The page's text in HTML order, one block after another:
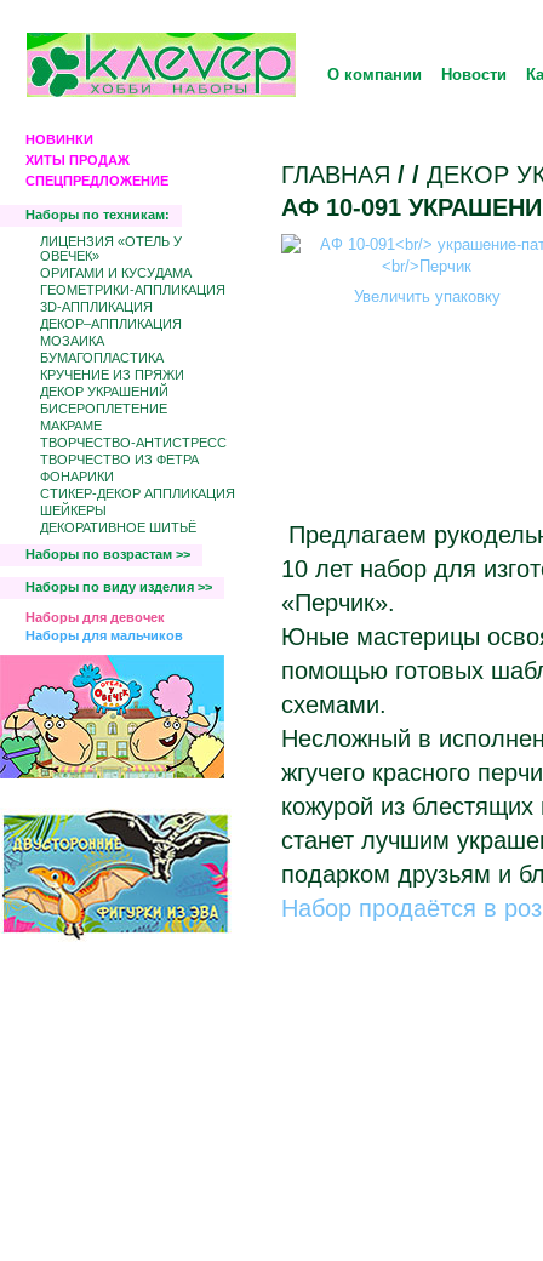
О компании Новости
НОВИНКИ
ХИТЫ ПРОДАЖ
СПЕЦПРЕДЛОЖЕНИЕ
Наборы по техникам:
ЛИЦЕНЗИЯ «ОТЕЛЬ У
ОВЕЧЕК»
ОРИГАМИ И КУСУДАМА
ГЕОМЕТРИКИ-АППЛИКАЦИЯ
3D-АППЛИКАЦИЯ
ДЕКОР–АППЛИКАЦИЯ
МОЗАИКА
БУМАГОПЛАСТИКА
КРУЧЕНИЕ ИЗ ПРЯЖИ
ДЕКОР УКРАШЕНИЙ
БИCЕРОПЛЕТЕНИЕ
МАКРАМЕ
ТВОРЧЕСТВО-АНТИСТРЕСС
ТВОРЧЕСТВО ИЗ ФЕТРА
ФОНАРИКИ
СТИКЕР-ДЕКОР АППЛИКАЦИЯ
ШЕЙКЕРЫ
ДЕКОРАТИВНОЕ ШИТЬЁ
Наборы по возрастам >>
Наборы по виду изделия >>
Наборы для девочек
Наборы для мальчиков
ГЛАВНАЯ / / ДЕКОР
АФ 10-091
Увеличить упаковку
Предлагаем
10 лет набор для
«Перчик».
Юные мастерицы
помощью готовых
схемами.
Несложный в
жгучего красного
кожурой из
станет лучшим
подарком друзьям и
Набор продаётся в